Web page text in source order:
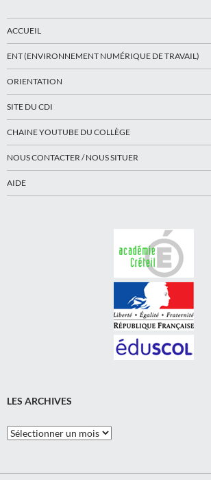
ACCUEIL
ENT (ENVIRONNEMENT NUMÉRIQUE DE TRAVAIL)
ORIENTATION
SITE DU CDI
CHAINE YOUTUBE DU COLLÈGE
NOUS CONTACTER / NOUS SITUER
AIDE
LES ARCHIVES
Les
Archives